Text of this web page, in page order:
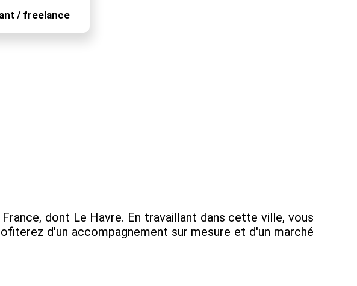
/ freelance
dont Le Havre. En travaillant dans cette ville, vous
d'un accompagnement sur mesure et d'un marché